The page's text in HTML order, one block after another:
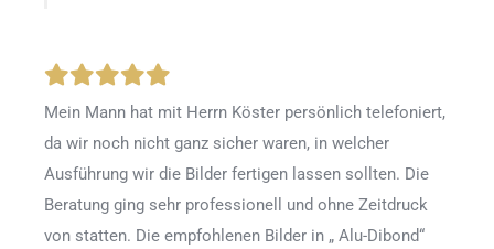
Mein Mann hat mit Herrn Köster persönlich telefoniert,
da wir noch nicht ganz sicher waren, in welcher
Ausführung wir die Bilder fertigen lassen sollten. Die
Beratung ging sehr professionell und ohne Zeitdruck
von statten. Die empfohlenen Bilder in „ Alu-Dibond“